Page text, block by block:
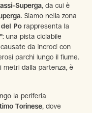
Superga, da cui è
. Siamo nella zona
Po rappresenta la
: una pista ciclabile
da incroci con
parchi lungo il fiume.
metri dalla partenza, è
la periferia
Torinese, dove